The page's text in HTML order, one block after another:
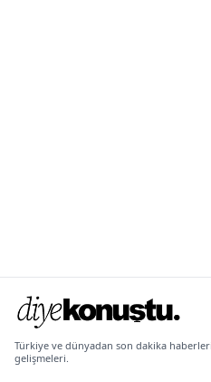
Türkiye ve dünyadan son dakika
gelişmeleri.